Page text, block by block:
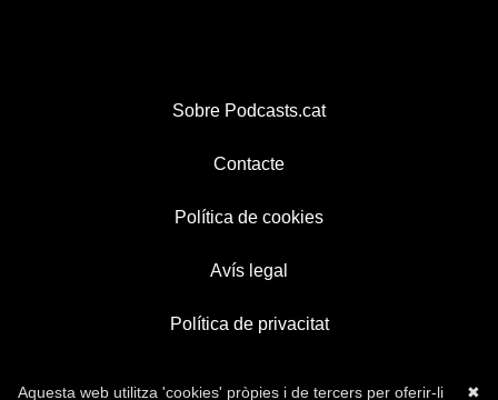
Sobre Podcasts.cat
Contacte
Política de cookies
Avís legal
Política de privacitat
✖
Aquesta web utilitza 'cookies' pròpies i de tercers per oferir-li